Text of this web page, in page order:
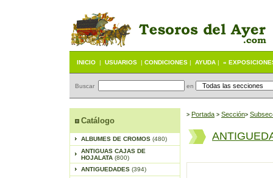
INICIO | USUARIOS | CONDICIONES | AYUDA | «
Buscar en
Catálogo
ALBUMES DE CROMOS (480)
ANTIGUAS CAJAS DE
HOJALATA (800)
ANTIGUEDADES (394)
> Portada > Sección>